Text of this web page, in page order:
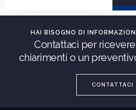
HAI BISOGNO DI
Contattaci per
chiarimenti o un
CONTATTACI